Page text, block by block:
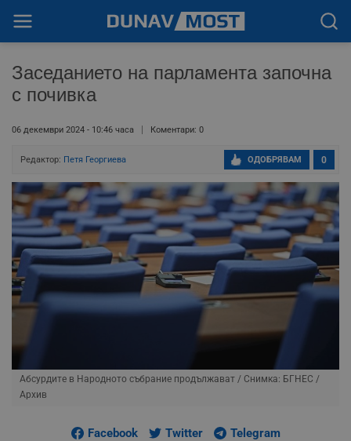
Заседанието на парламента започна
с почивка
06 декември 2024 - 10:46 часа Коментари: 0
Редактор: Петя Георгиева 0
ОДОБРЯВАМ
Абсурдите в Народното събрание продължават / Снимка: БГНЕС /
Архив
Facebook Twitter Telegram